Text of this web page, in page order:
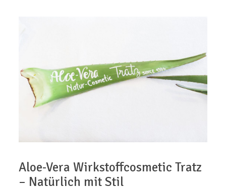
Aloe-Vera Wirkstoffcosmetic Tratz
– Natürlich mit Stil